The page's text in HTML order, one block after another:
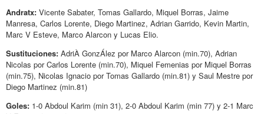
Andratx: Vicente Sabater, Tomas Gallardo, Miquel Borras, Jaime
Manresa, Carlos Lorente, Diego Martinez, Adrian Garrido, Kevin Martin,
Marc V Esteve, Marco Alarcon y Lucas Elio.
Sustituciones: AdriÀ GonzÁlez por Marco Alarcon (min.70), Adrian
Nicolas por Carlos Lorente (min.70), Miquel Femenias por Miquel Borras
(min.75), Nicolas Ignacio por Tomas Gallardo (min.81) y Saul Mestre por
Diego Martinez (min.81)
Goles: 1-0 Abdoul Karim (min 31), 2-0 Abdoul Karim (min 77) y 2-1 Marc